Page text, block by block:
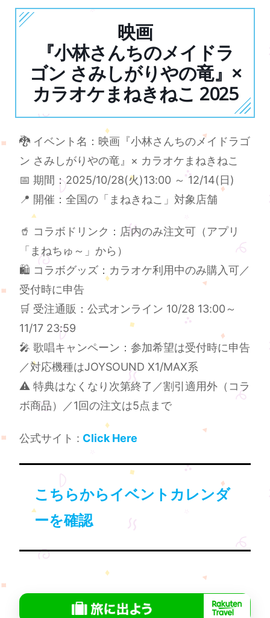
映画
『小林さんちのメイドラ
ゴン さみしがりやの竜』×
カラオケまねきねこ 2025
🐉 イベント名：映画『小林さんちのメイドラゴ
ン さみしがりやの竜』× カラオケまねきねこ
📅 期間：2025/10/28(火)13:00 ～ 12/14(日)
📍 開催：全国の「まねきねこ」対象店舗
🥤 コラボドリンク：店内のみ注文可（アプリ
「まねちゅ～」から）
🛍 コラボグッズ：カラオケ利用中のみ購入可／
受付時に申告
🛒 受注通販：公式オンライン 10/28 13:00～
11/17 23:59
🎤 歌唱キャンペーン：参加希望は受付時に申告
／対応機種はJOYSOUND X1/MAX系
⚠️ 特典はなくなり次第終了／割引適用外（コラ
ボ商品）／1回の注文は5点まで
公式サイト : Click Here
こちらからイベントカレンダ
ーを確認